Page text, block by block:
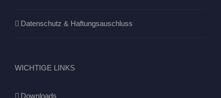
Datenschutz & Haftungsauschluss
WICHTIGE LINKS
Downloads